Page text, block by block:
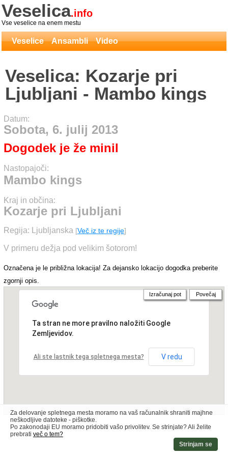
Veselica.info
Vse veselice na enem mestu
Veselice Ansambli Video
Veselica: Kozarje pri
Ljubljani - Mambo kings
Datum:
Sobota, 6. julij 2013
Dogodek je že minil
Nastopajoči:
Mambo kings
Kraj in občina:
Kozarje pri Ljubljani
Regija: Ljubljanska [Več iz te regije]
V primeru dežja pod velikim šotorom!
Označena je le približna lokacija! Za dejansko lokacijo dogodka preberite
zgornji opis.
Ta stran ne more pravilno naložiti Google
Zemljevidov.
Ali ste lastnik tega spletnega mesta? V redu
Izračunaj pot Povečaj
Za delovanje spletnega mesta moramo na vaš računalnik shraniti majhne
neškodljive datoteke - piškotke.
Po zakonodaji EU moramo pridobiti vašo privolitev. Se strinjate? Ali želite
prebrati več o tem?
Strinjam se